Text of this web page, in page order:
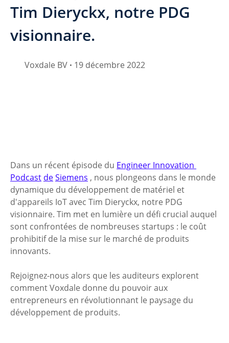
Tim Dieryckx, notre PDG
visionnaire.
19 décembre 2022
Voxdale BV •
Dans un récent épisode du Engineer Innovation
Podcast deSiemens , nous plongeons dans le monde
dynamique du développement de matériel et
d'appareils IoT avec Tim Dieryckx, notre PDG
visionnaire. Tim met en lumière un défi crucial auquel
sont confrontées de nombreuses startups : le coût
prohibitif de la mise sur le marché de produits
innovants.
Rejoignez-nous alors que les auditeurs explorent
comment Voxdale donne du pouvoir aux
entrepreneurs en révolutionnant le paysage du
développement de produits.